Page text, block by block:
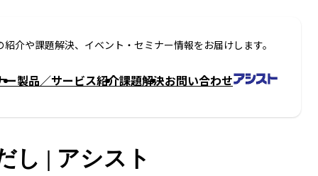
介や課題解決、イベント・セミナー情報をお届けします。
ー製品／サービス紹介課題解決お問い合わせ
し | アシスト